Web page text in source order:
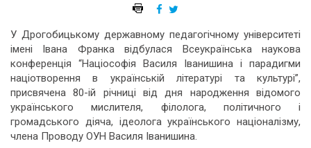
У Дрогобицькому державному педагогічному університеті
імені Івана Франка відбулася Всеукраїнська наукова
конференція “Націософія Василя Іванишина і парадигми
націотворення в українській літературі та культурі”,
присвячена 80-ій річниці від дня народження відомого
українського мислителя, філолога, політичного і
громадського діяча, ідеолога українського націоналізму,
члена Проводу ОУН Василя Іванишина.